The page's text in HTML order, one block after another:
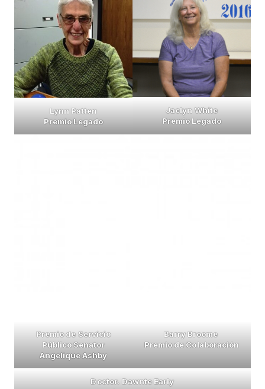
Lynn Patten
Premio Legado
Jaclyn White
Premio Legado
Premio de Servicio
Público Senator
Angelique Ashby
Barry Broome
Premio de Colaboración
Doctor. Dawnte Early